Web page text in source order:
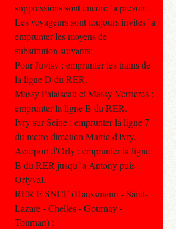
suppressions sont encore `a prevoir.
Les voyageurs sont toujours invites `a
emprunter les moyens de
substitution suivants:
Pour Juvisy : emprunter les trains de
la ligne D du RER.
Massy Palaiseau et Massy Verrieres :
emprunter la ligne B du RER.
Ivry sur Seine : emprunter la ligne 7
du metro direction Mairie d'Ivry.
Aeroport d'Orly : emprunter la ligne
B du RER jusqu'`a Antony puis
Orlyval.
RER E SNCF (Haussmann - Saint-
Lazare - Chelles - Gournay -
Tournan) :